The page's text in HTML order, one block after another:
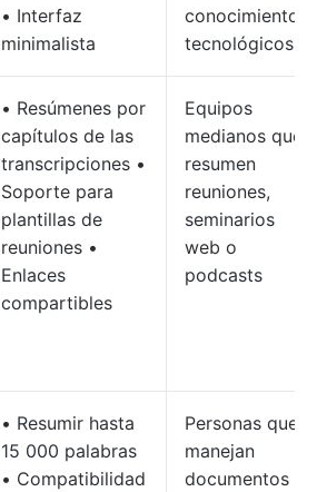
• Interfaz
minimalista
conocimientos
tecnológicos
• Resúmenes por
capítulos de las
transcripciones •
Soporte para
plantillas de
reuniones •
Enlaces
compartibles
Equipos
medianos que
resumen
reuniones,
seminarios
web o
podcasts
• Resumir hasta
15 000 palabras
• Compatibilidad
Personas que
manejan
documentos